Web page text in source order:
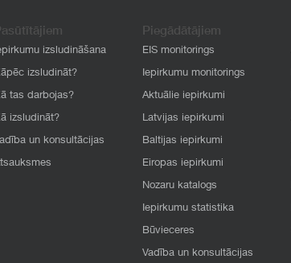
izsludināšana
izsludināt?
tas darbojas?
izsludināt?
un konsultācijas
Piegādātājiem
EIS monitorings
Iepirkumu monitorings
Aktuālie iepirkumi
Latvijas iepirkumi
Baltijas iepirkumi
Eiropas iepirkumi
Nozaru katalogs
Iepirkumu statistika
Būvieceres
Vadība un konsultācijas